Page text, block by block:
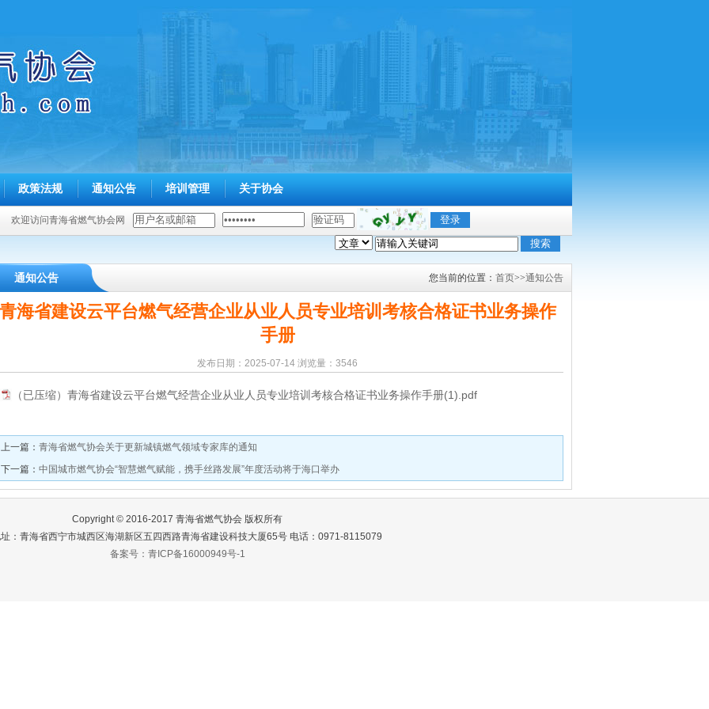
政策法规 通知公告 培训管理 关于协会
欢迎访问青海省燃气协会网
您当前的位置： 首页>>通知公告
通知公告
海省建设云平台燃气经营企业从业人员专业培训考核合格证书业务操作
手册
发布日期：2025-07-14 浏览量：3546
（已压缩）青海省建设云平台燃气经营企业从业人员专业培训考核合格证书业务操作手册(1).pdf
一篇： 青海省燃气协会关于更新城镇燃气领域专家库的通知
一篇： 中国城市燃气协会“智慧燃气赋能，携手丝路发展”年度活动将于海口举办
Copyright © 2016-2017 青海省燃气协会 版权所有
：青海省西宁市城西区海湖新区五四西路青海省建设科技大厦65号 电话：0971-8115079
备案号：青ICP备16000949号-1